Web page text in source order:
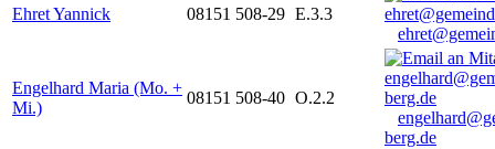
Ehret Yannick 08151 508-29 E.3.3
Engelhard Maria (Mo. +
Mi.)
08151 508-40 O.2.2
berg.de